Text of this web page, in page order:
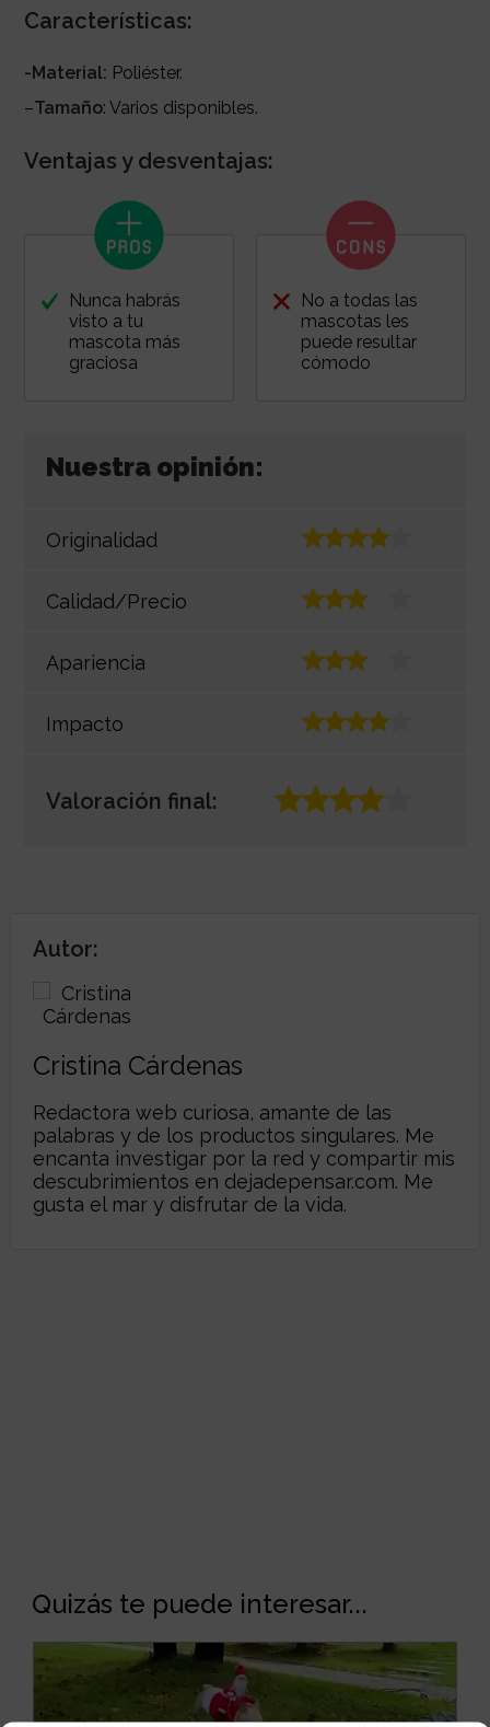
Características:
-Material: Poliéster.
–Tamaño: Varios disponibles.
Ventajas y desventajas:
Nunca habrás
visto a tu
mascota más
graciosa
No a todas las
mascotas les
puede resultar
cómodo
Nuestra opinión:
Originalidad
Calidad/Precio
Apariencia
Impacto
Valoración final:
Autor:
Cristina Cárdenas
Redactora web curiosa, amante de las
palabras y de los productos singulares. Me
encanta investigar por la red y compartir mis
descubrimientos en dejadepensar.com. Me
gusta el mar y disfrutar de la vida.
Quizás te puede interesar...